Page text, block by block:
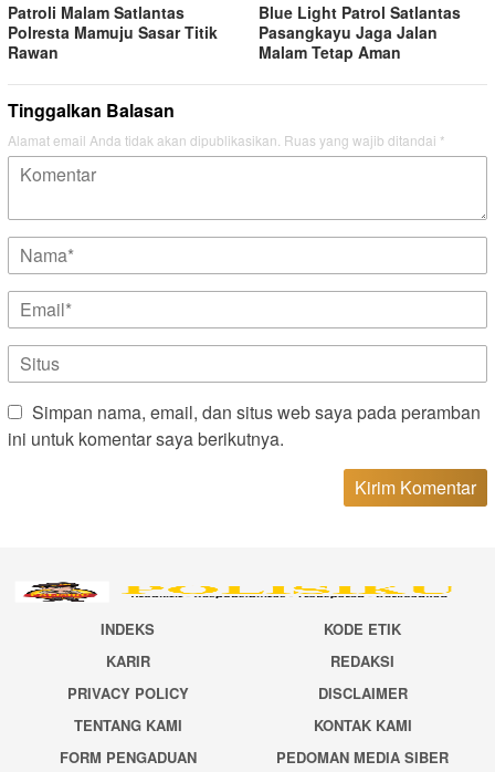
Patroli Malam Satlantas
Polresta Mamuju Sasar Titik
Rawan
Blue Light Patrol Satlantas
Pasangkayu Jaga Jalan
Malam Tetap Aman
Tinggalkan Balasan
Alamat email Anda tidak akan dipublikasikan. Ruas yang wajib ditandai *
Simpan nama, email, dan situs web saya pada peramban
ini untuk komentar saya berikutnya.
INDEKS
KODE ETIK
KARIR
REDAKSI
PRIVACY POLICY
DISCLAIMER
TENTANG KAMI
KONTAK KAMI
FORM PENGADUAN
PEDOMAN MEDIA SIBER